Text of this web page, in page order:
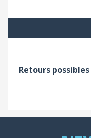
Retours possibles